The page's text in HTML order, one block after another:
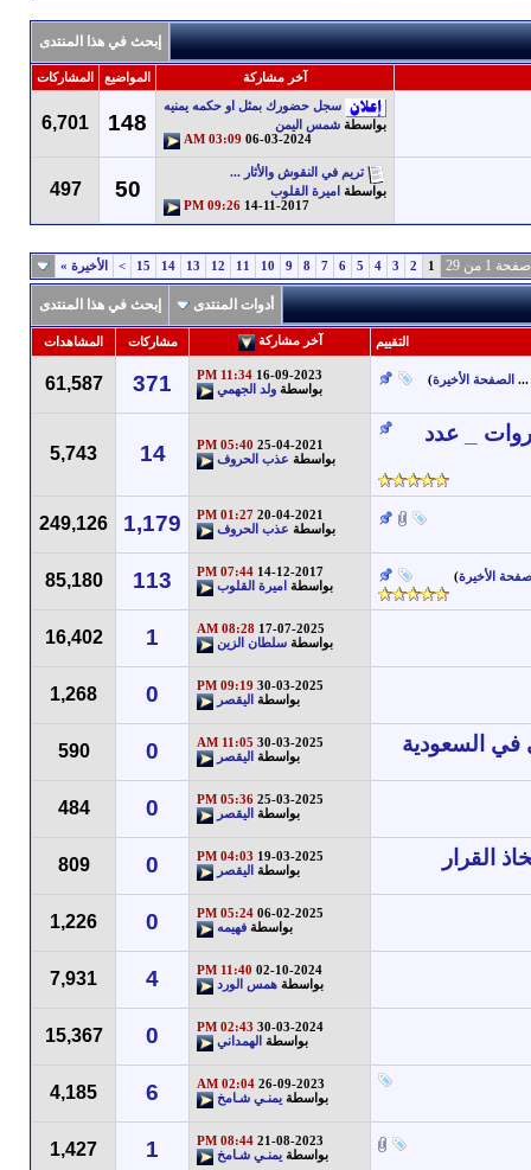
إبحث في هذا المنتدى
آخر مشاركة المواضيع المشاركات
سجل حضورك بمثل او حكمه يمنيه
بواسطة شمس اليمن
06-03-2024
03:09 AM
148
6,701
تريم في النقوش والأثار ...
بواسطة اميرة القلوب
14-11-2017
09:26 PM
50
497
صفحة 1 من 29 1
2
3
4
5
6
7
8
9
10
11
12
13
14
15
> الأخيرة »
أدوات المنتدى إبحث في هذا المنتدى
التقييم آخر مشاركة مشاركات المشاهدات
... الصفحة الأخيرة)
16-09-2023
11:34 PM
بواسطة ولد الجهمي 371
61,587
_ عدد 25-04-2021
05:40 PM
بواسطة عذب الحروف 14
5,743
20-04-2021
01:27 PM
بواسطة عذب الحروف 1,179
249,126
الأخيرة)
14-12-2017
07:44 PM
بواسطة اميرة القلوب 113
85,180
17-07-2025
08:28 AM
بواسطة سلطان الزين 1
16,402
30-03-2025
09:19 PM
بواسطة
اليقصر 0
1,268
في السعودية 30-03-2025
11:05 AM
بواسطة
اليقصر 0
590
25-03-2025
05:36 PM
بواسطة
اليقصر 0
484
القرار 19-03-2025
04:03 PM
بواسطة
اليقصر 0
809
06-02-2025
05:24 PM
بواسطة فهيمه 0
1,226
02-10-2024
11:40 PM
بواسطة همس الورد 4
7,931
30-03-2024
02:43 PM
بواسطة
الهمداني 0
15,367
26-09-2023
02:04 AM
بواسطة يمنـي شـامخ 6
4,185
21-08-2023
08:44 PM
بواسطة يمنـي شـامخ 1
1,427